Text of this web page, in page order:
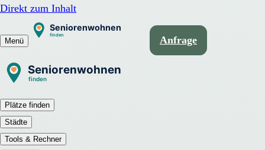
Direkt zum Inhalt
Menü Anfrage
Plätze finden
Städte
Tools & Rechner